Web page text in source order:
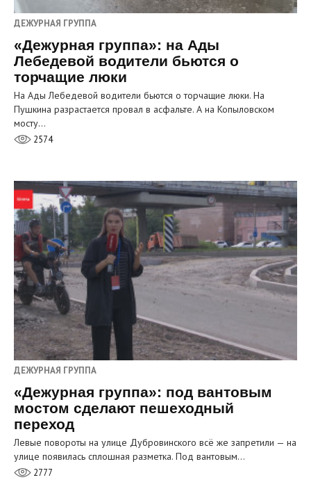
ДЕЖУРНАЯ ГРУППА
«Дежурная группа»: на Ады
Лебедевой водители бьются о
торчащие люки
На Ады Лебедевой водители бьются о торчащие люки. На
Пушкина разрастается провал в асфальте. А на Копыловском
мосту…
2574
ДЕЖУРНАЯ ГРУППА
«Дежурная группа»: под вантовым
мостом сделают пешеходный
переход
Левые повороты на улице Дубровинского всё же запретили — на
улице появилась сплошная разметка. Под вантовым…
2777